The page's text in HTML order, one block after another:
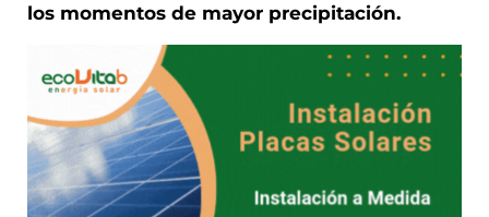
los momentos de mayor precipitación.